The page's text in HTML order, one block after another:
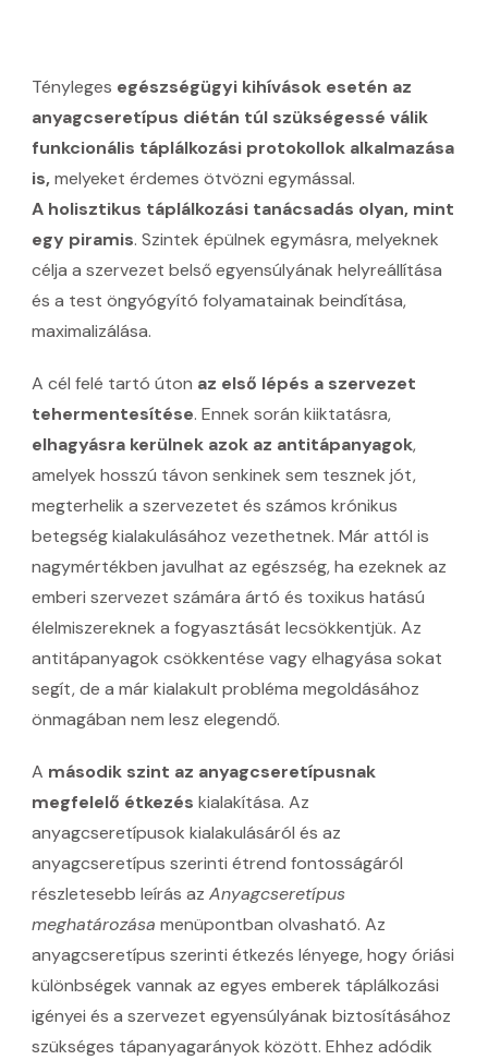
Tényleges egészségügyi kihívások esetén az
anyagcseretípus diétán túl szükségessé válik
funkcionális táplálkozási protokollok alkalmazása
is,melyeket érdemes ötvözni egymással.
A holisztikus táplálkozási tanácsadás olyan, mint
egy piramis. Szintek épülnek egymásra, melyeknek
célja a szervezet belső egyensúlyának helyreállítása
és a test öngyógyító folyamatainak beindítása,
maximalizálása.
A cél felé tartó úton az első lépés a szervezet
tehermentesítése. Ennek során kiiktatásra,
elhagyásra kerülnek azok az antitápanyagok,
amelyek hosszú távon senkinek sem tesznek jót,
megterhelik a szervezetet és számos krónikus
betegség kialakulásához vezethetnek. Már attól is
nagymértékben javulhat az egészség, ha ezeknek az
emberi szervezet számára ártó és toxikus hatású
élelmiszereknek a fogyasztását lecsökkentjük. Az
antitápanyagok csökkentése vagy elhagyása sokat
segít, de a már kialakult probléma megoldásához
önmagában nem lesz elegendő.
A második szint az anyagcseretípusnak
megfelelő étkezés kialakítása. Az
anyagcseretípusok kialakulásáról és az
anyagcseretípus szerinti étrend fontosságáról
részletesebb leírás az Anyagcseretípus
meghatározása menüpontban olvasható. Az
anyagcseretípus szerinti étkezés lényege, hogy óriási
különbségek vannak az egyes emberek táplálkozási
igényei és a szervezet egyensúlyának biztosításához
szükséges tápanyagarányok között. Ehhez adódik